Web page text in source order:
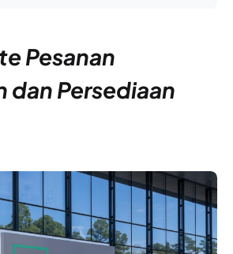
Pesanan
dan Persediaan